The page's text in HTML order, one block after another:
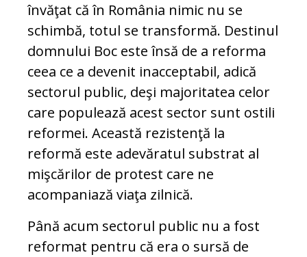
învăţat că în România nimic nu se
schimbă, totul se transformă. Destinul
domnului Boc este însă de a reforma
ceea ce a devenit inacceptabil, adică
sectorul public, deşi majoritatea celor
care populează acest sector sunt ostili
reformei. Această rezistenţă la
reformă este adevăratul substrat al
mişcărilor de protest care ne
acompaniază viaţa zilnică.
Până acum sectorul public nu a fost
reformat pentru că era o sursă de